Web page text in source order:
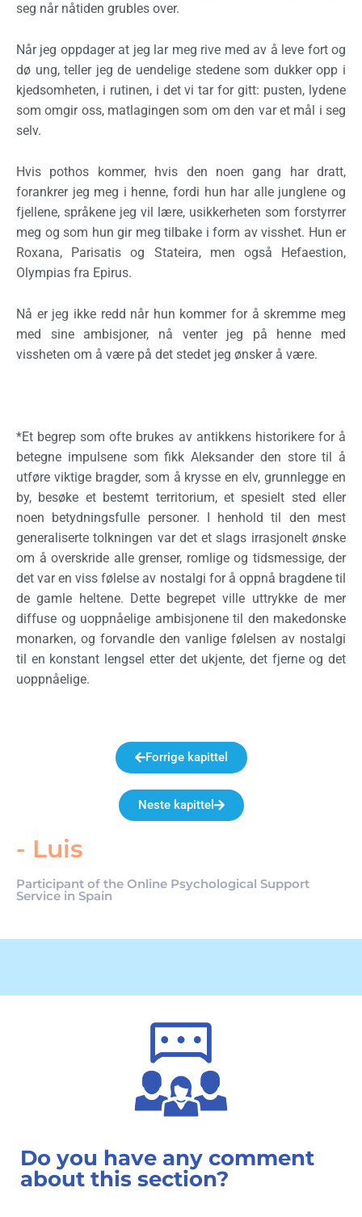
seg når nåtiden grubles over.
Når jeg oppdager at jeg lar meg rive med av å leve fort og
dø ung, teller jeg de uendelige stedene som dukker opp i
kjedsomheten, i rutinen, i det vi tar for gitt: pusten, lydene
som omgir oss, matlagingen som om den var et mål i seg
selv.
Hvis pothos kommer, hvis den noen gang har dratt,
forankrer jeg meg i henne, fordi hun har alle junglene og
fjellene, språkene jeg vil lære, usikkerheten som forstyrrer
meg og som hun gir meg tilbake i form av visshet. Hun er
Roxana, Parisatis og Stateira, men også Hefaestion,
Olympias fra Epirus.
Nå er jeg ikke redd når hun kommer for å skremme meg
med sine ambisjoner, nå venter jeg på henne med
vissheten om å være på det stedet jeg ønsker å være.
*Et begrep som ofte brukes av antikkens historikere for å
betegne impulsene som fikk Aleksander den store til å
utføre viktige bragder, som å krysse en elv, grunnlegge en
by, besøke et bestemt territorium, et spesielt sted eller
noen betydningsfulle personer. I henhold til den mest
generaliserte tolkningen var det et slags irrasjonelt ønske
om å overskride alle grenser, romlige og tidsmessige, der
det var en viss følelse av nostalgi for å oppnå bragdene til
de gamle heltene. Dette begrepet ville uttrykke de mer
diffuse og uoppnåelige ambisjonene til den makedonske
monarken, og forvandle den vanlige følelsen av nostalgi
til en konstant lengsel etter det ukjente, det fjerne og det
uoppnåelige.
Forrige kapittel
Neste kapittel
- Luis
Participant of the Online Psychological Support
Service in Spain
Do you have any comment
about this section?